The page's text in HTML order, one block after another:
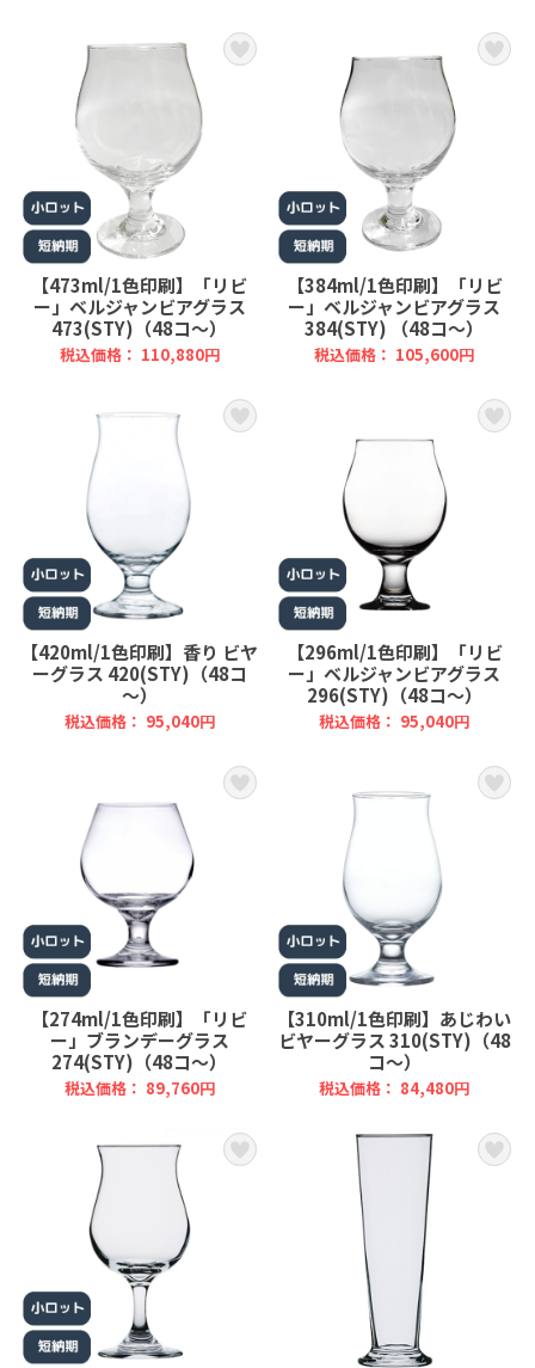
【473ml/1色印刷】「リビ
ー」ベルジャンビアグラス
473(STY)（48コ～）
税込価格： 110,880円
【384ml/1色印刷】「リビ
ー」ベルジャンビアグラス
384(STY) （48コ～）
税込価格： 105,600円
【420ml/1色印刷】香り ビヤ
ーグラス 420(STY)（48コ
～）
税込価格： 95,040円
【296ml/1色印刷】「リビ
ー」ベルジャンビアグラス
296(STY)（48コ～）
税込価格： 95,040円
【274ml/1色印刷】「リビ
ー」ブランデーグラス
274(STY)（48コ～）
税込価格： 89,760円
【310ml/1色印刷】あじわい
ビヤーグラス 310(STY)（48
コ～）
税込価格： 84,480円